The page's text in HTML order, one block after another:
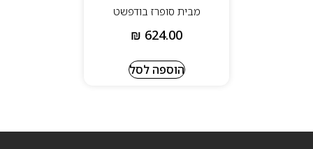
מבית סופרז בודפשט
₪ 624.00
הוספה לסל